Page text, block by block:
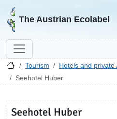
Go to homepage
The Austrian Ecolabel
Tourism
Hotels and private
Seehotel Huber
Seehotel Huber